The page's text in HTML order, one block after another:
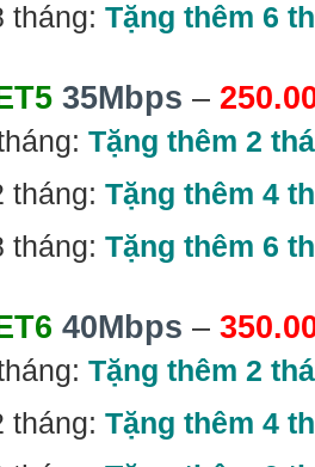
tháng: Tặng thêm 6
35Mbps –
Tặng thêm 2
tháng: Tặng thêm 4
tháng: Tặng thêm 6
40Mbps –
Tặng thêm 2
tháng: Tặng thêm 4